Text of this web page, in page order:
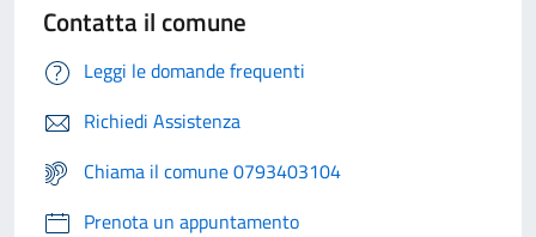
Contatta il comune
Leggi le domande frequenti
Richiedi Assistenza
Chiama il comune 0793403104
Prenota un appuntamento